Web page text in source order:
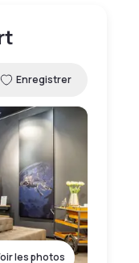
Enregistrer
les photos